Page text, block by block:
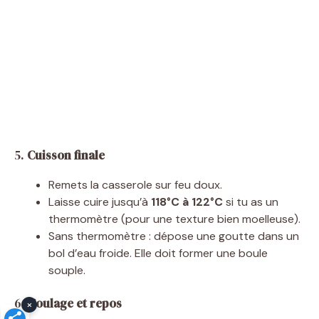
5. Cuisson finale
Remets la casserole sur feu doux.
Laisse cuire jusqu’à 118°C à 122°Csi tu as un
thermomètre (pour une texture bien moelleuse).
Sans thermomètre : dépose une goutte dans un
bol d’eau froide. Elle doit former une boule
souple.
6.Coulage et repos
×